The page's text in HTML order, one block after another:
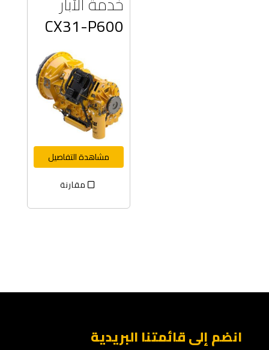
CX31-P600
مشاهدة التفاصيل
مقارنة
انضم إلى قائمتنا البريدية